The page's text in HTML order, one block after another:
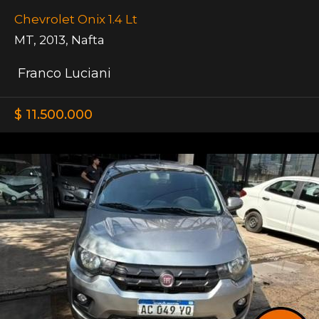
Chevrolet Onix 1.4 Lt
MT, 2013, Nafta
Franco Luciani
$ 11.500.000